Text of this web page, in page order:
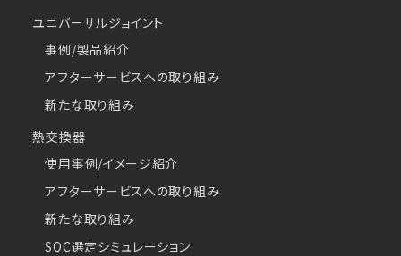
ユニバーサルジョイント
事例/製品紹介
アフターサービスへの取り組み
新たな取り組み
熱交換器
使用事例/イメージ紹介
アフターサービスへの取り組み
新たな取り組み
SOC選定シミュレーション